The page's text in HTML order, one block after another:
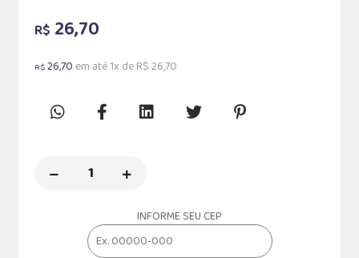
R$ 26,70
R$26,70 em até 1x de R$ 26,70
INFORME SEU CEP